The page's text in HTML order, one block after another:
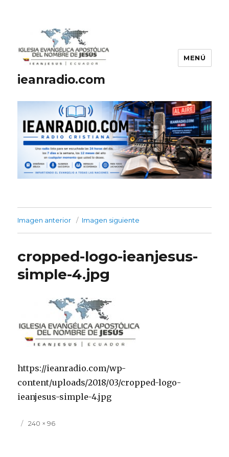
ieanradio.com
MENÚ
Imagen anterior Imagen siguiente
cropped-logo-ieanjesus-
simple-4.jpg
https://ieanradio.com/wp-
content/uploads/2018/03/cropped-logo-
ieanjesus-simple-4.jpg
Publicado
Tamaño
240 × 96